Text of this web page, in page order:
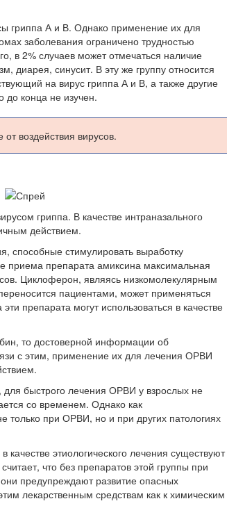
гриппа А и В. Однако применение их для
заболевания ограничено трудностью
в 2% случаев может отмечаться наличие
диарея, синусит. В эту же группу относится
на вирус гриппа А и В, а также другие
до конца не изучен.
воздействия вирусов.
гриппа. В качестве интраназального
действием.
способные стимулировать выработку
приема препарата амиксина максимальная
Циклоферон, являясь низкомолекулярным
пациентами, может применяться
препарата могут использоваться в качестве
то достоверной информации об
с этим, применение их для лечения ОРВИ
быстрого лечения ОРВИ у взрослых не
со временем. Однако как
только при ОРВИ, но и при других патологиях
этиологического лечения существуют
что без препаратов этой группы при
предупреждают развитие опасных
лекарственным средствам как к химическим